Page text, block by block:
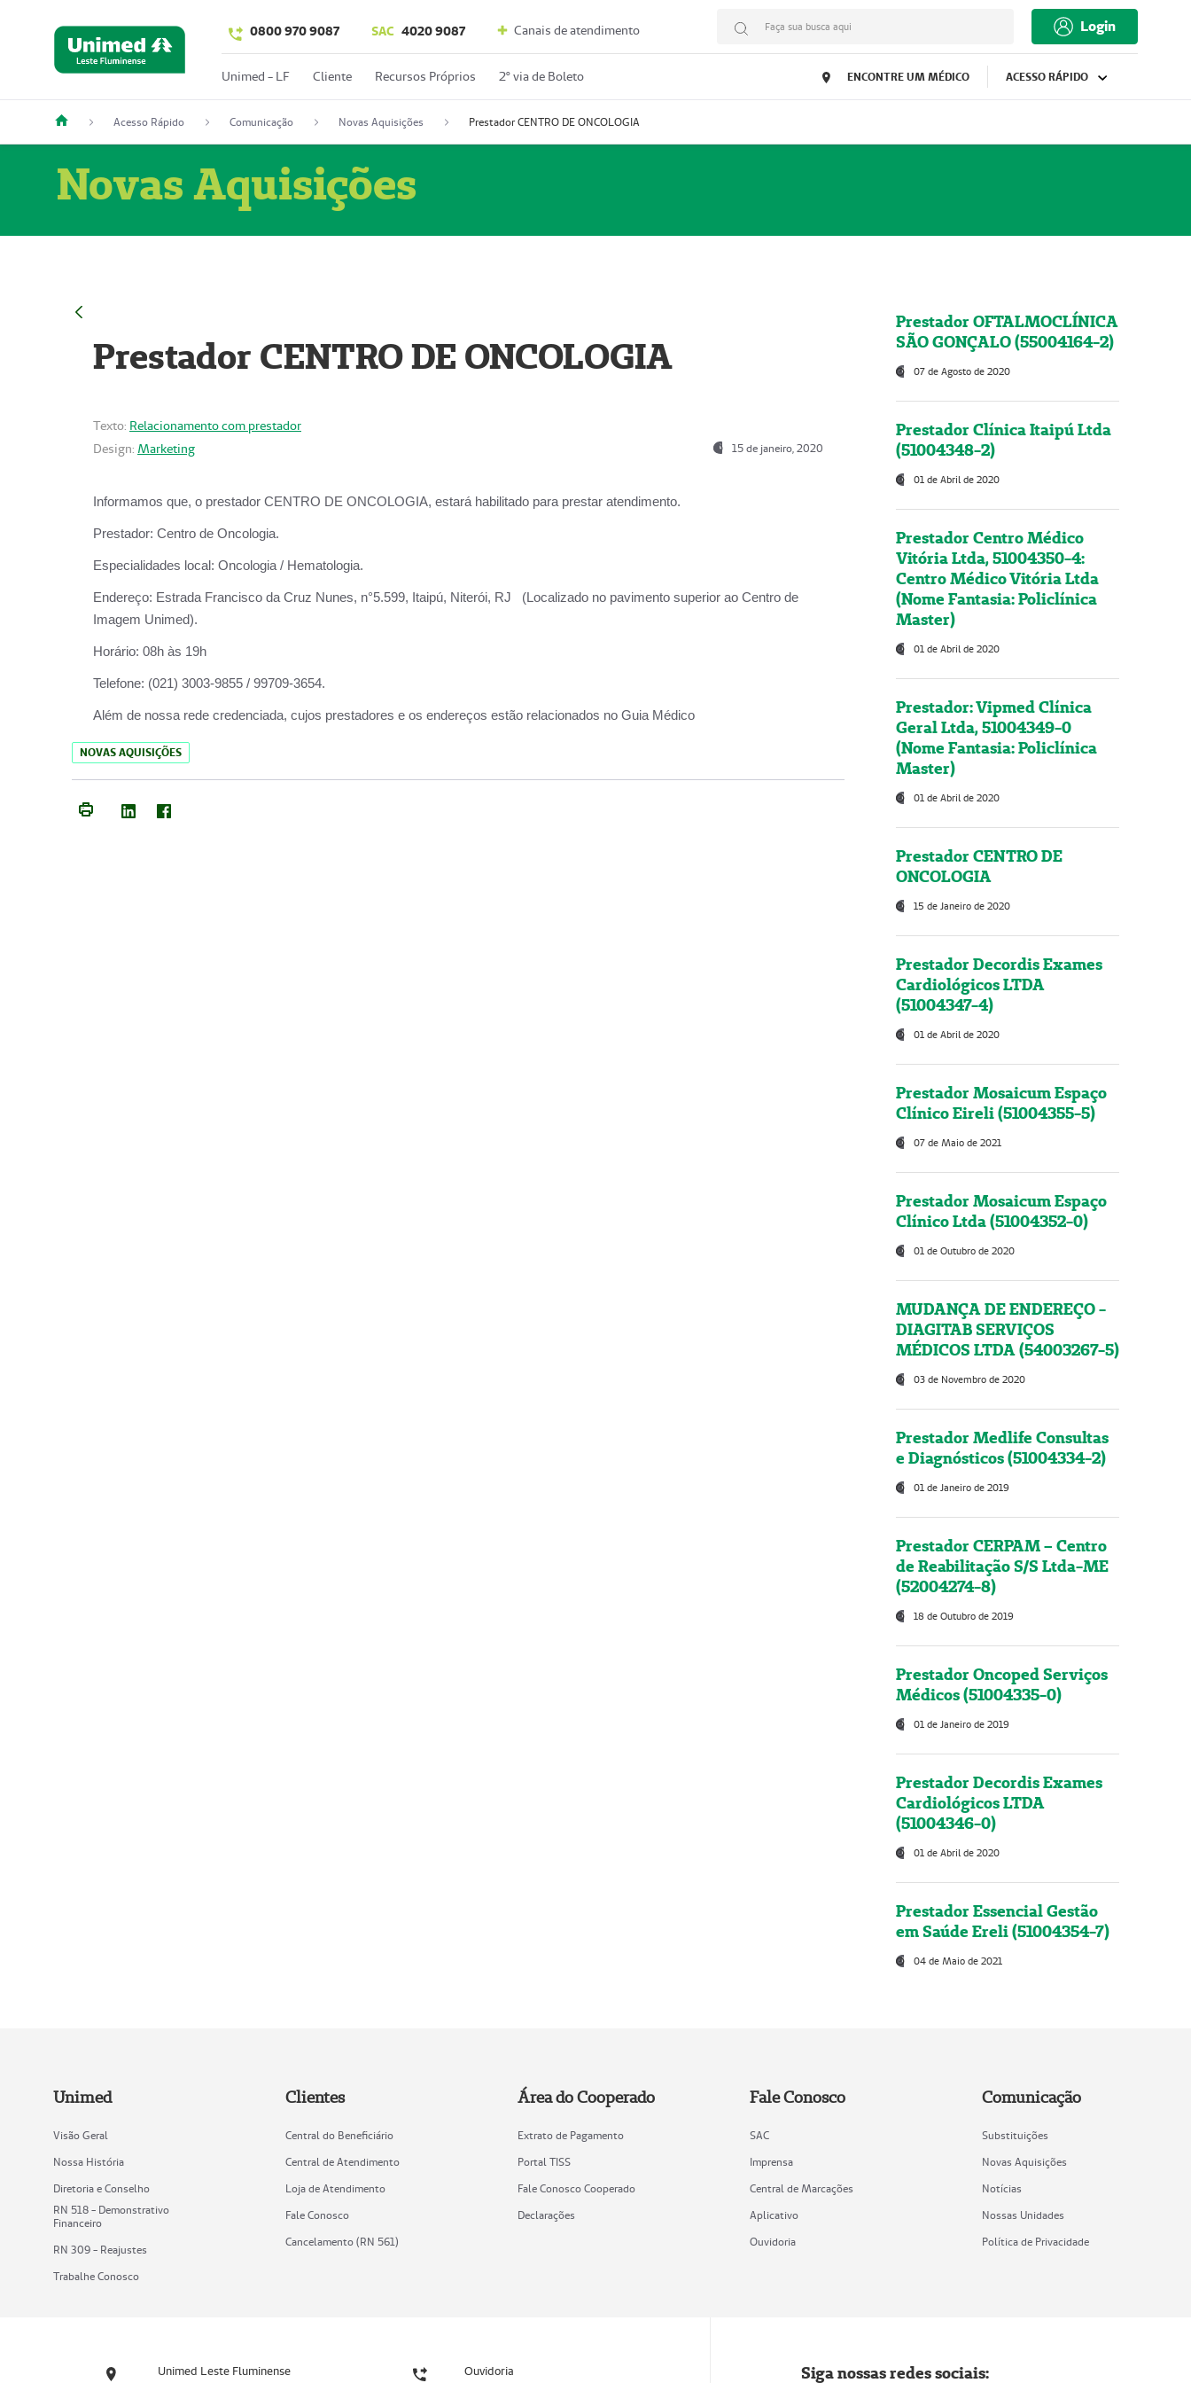
0800 970 9087 SAC 4020 9087 Canais de atendimento Faça sua busca aqui Login
Unimed - LF Cliente Recursos Próprios 2º via de Boleto ENCONTRE UM MÉDICO ACESSO RÁPIDO
Acesso Rápido Comunicação Novas Aquisições Prestador CENTRO DE ONCOLOGIA
Novas Aquisições
Prestador CENTRO DE ONCOLOGIA
Texto: Relacionamento com prestador
Design: Marketing 15 de janeiro, 2020
Informamos que, o prestador CENTRO DE ONCOLOGIA, estará habilitado para prestar atendimento.
Prestador: Centro de Oncologia.
Especialidades local: Oncologia / Hematologia.
Endereço: Estrada Francisco da Cruz Nunes, n°5.599, Itaipú, Niterói, RJ (Localizado no pavimento superior ao Centro de
Imagem Unimed).
Horário: 08h às 19h
Telefone: (021) 3003-9855 / 99709-3654.
Além de nossa rede credenciada, cujos prestadores e os endereços estão relacionados no Guia Médico
NOVAS AQUISIÇÕES
Prestador OFTALMOCLÍNICA
SÃO GONÇALO (55004164-2)
07 de Agosto de 2020
Prestador Clínica Itaipú Ltda
(51004348-2)
01 de Abril de 2020
Prestador Centro Médico
Vitória Ltda, 51004350-4:
Centro Médico Vitória Ltda
(Nome Fantasia: Policlínica
Master)
01 de Abril de 2020
Prestador: Vipmed Clínica
Geral Ltda, 51004349-0
(Nome Fantasia: Policlínica
Master)
01 de Abril de 2020
Prestador CENTRO DE
ONCOLOGIA
15 de Janeiro de 2020
Prestador Decordis Exames
Cardiológicos LTDA
(51004347-4)
01 de Abril de 2020
Prestador Mosaicum Espaço
Clínico Eireli (51004355-5)
07 de Maio de 2021
Prestador Mosaicum Espaço
Clínico Ltda (51004352-0)
01 de Outubro de 2020
MUDANÇA DE ENDEREÇO -
DIAGITAB SERVIÇOS
MÉDICOS LTDA (54003267-5)
03 de Novembro de 2020
Prestador Medlife Consultas
e Diagnósticos (51004334-2)
01 de Janeiro de 2019
Prestador CERPAM – Centro
de Reabilitação S/S Ltda-ME
(52004274-8)
18 de Outubro de 2019
Prestador Oncoped Serviços
Médicos (51004335-0)
01 de Janeiro de 2019
Prestador Decordis Exames
Cardiológicos LTDA
(51004346-0)
01 de Abril de 2020
Prestador Essencial Gestão
em Saúde Ereli (51004354-7)
04 de Maio de 2021
Unimed
Visão Geral
Nossa História
Diretoria e Conselho
RN 518 - Demonstrativo
Financeiro
RN 309 - Reajustes
Trabalhe Conosco
Clientes
Central do Beneficiário
Central de Atendimento
Loja de Atendimento
Fale Conosco
Cancelamento (RN 561)
Área do Cooperado
Extrato de Pagamento
Portal TISS
Fale Conosco Cooperado
Declarações
Fale Conosco
SAC
Imprensa
Central de Marcações
Aplicativo
Ouvidoria
Comunicação
Substituições
Novas Aquisições
Notícias
Nossas Unidades
Política de Privacidade
Unimed Leste Fluminense Ouvidoria Siga nossas redes sociais: